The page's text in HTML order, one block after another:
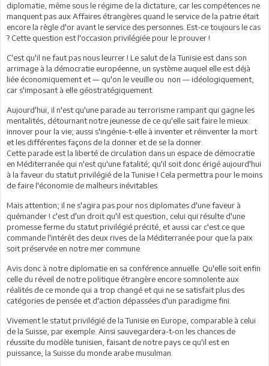
diplomatie, même sous le régime de la dictature, car les compétences ne
manquent pas aux Affaires étrangères quand le service de la patrie était
encore la règle d'or avant le service des personnes. Est-ce toujours le cas
? Cette question est l'occasion privilégiée pour le prouver !
C'est qu'il ne faut pas nous leurrer ! Le salut de la Tunisie est dans son
arrimage à la démocratie européenne, un système auquel elle est déjà
liée économiquement et — qu'on le veuille ou non — idéologiquement,
car s'imposant à elle géostratégiquement.
Aujourd'hui, il n'est qu'une parade au terrorisme rampant qui gagne les
mentalités, détournant notre jeunesse de ce qu'elle sait faire le mieux :
innover pour la vie; aussi s'ingénie-t-elle à inventer et réinventer la mort
et les différentes façons de la donner et de se la donner.
Cette parade est la liberté de circulation dans un espace de démocratie
en Méditerranée qui n'est qu'une fatalité; qu'il soit donc érigé aujourd'hui
à la faveur du statut privilégié de la Tunisie ! Cela permettra pour le moins
de faire l'économie de malheurs inévitables.
Mais attention; il ne s'agira pas pour nos diplomates d'une faveur à
quémander ! c'est d'un droit qu'il est question, celui qui résulte d'une
promesse ferme du statut privilégié précité, et aussi car c'est ce que
commande l'intérêt des deux rives de la Méditerranée pour que la paix
soit préservée en notre mer commune.
Avis donc à notre diplomatie en sa conférence annuelle. Qu'elle soit enfin
celle du réveil de notre politique étrangère encore somnolente aux
réalités de ce monde qui a trop changé et qui ne se satisfait plus des
catégories de pensée et d'action dépassées d'un paradigme fini.
Vivement le statut privilégié de la Tunisie en Europe, comparable à celui
de la Suisse, par exemple. Ainsi sauvegardera-t-on les chances de
réussite du modèle tunisien, faisant de notre pays ce qu'il est en
puissance, la Suisse du monde arabe musulman.